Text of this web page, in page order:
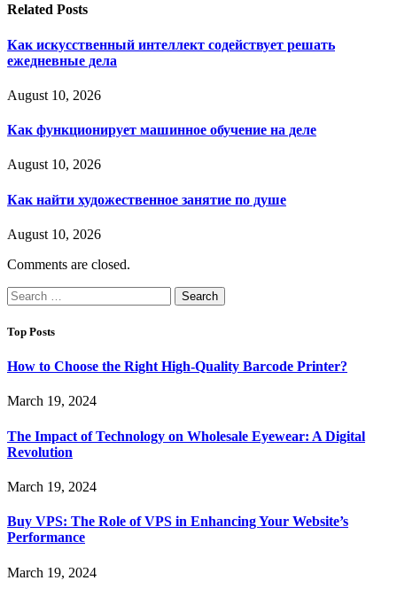
Related Posts
Как искусственный интеллект содействует решать
ежедневные дела
August 10, 2026
Как функционирует машинное обучение на деле
August 10, 2026
Как найти художественное занятие по душе
August 10, 2026
Comments are closed.
Search
for:
Top Posts
How to Choose the Right High-Quality Barcode Printer?
March 19, 2024
The Impact of Technology on Wholesale Eyewear: A Digital
Revolution
March 19, 2024
Buy VPS: The Role of VPS in Enhancing Your Website’s
Performance
March 19, 2024